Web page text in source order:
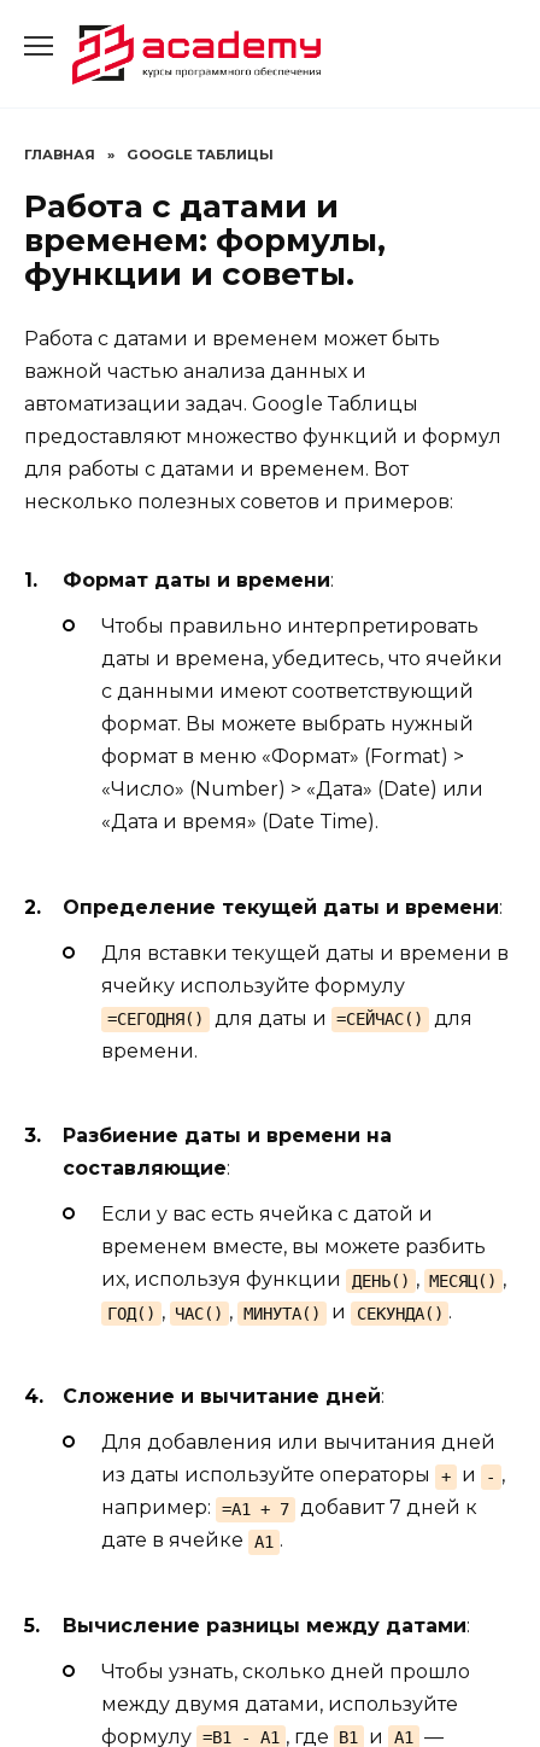
содержанию
ГЛАВНАЯ » GOOGLE ТАБЛИЦЫ
Работа с датами и
временем: формулы,
функции и советы.
Работа с датами и временем может быть
важной частью анализа данных и
автоматизации задач. Google Таблицы
предоставляют множество функций и формул
для работы с датами и временем. Вот
несколько полезных советов и примеров:
Формат даты и времени:
Чтобы правильно интерпретировать
даты и времена, убедитесь, что ячейки
с данными имеют соответствующий
формат. Вы можете выбрать нужный
формат в меню «Формат» (Format) >
«Число» (Number) > «Дата» (Date) или
«Дата и время» (Date Time).
Определение текущей даты и времени:
Для вставки текущей даты и времени в
ячейку используйте формулу
=СЕГОДНЯ() для даты и =СЕЙЧАС()
для
времени.
Разбиение даты и времени на
составляющие:
Если у вас есть ячейка с датой и
временем вместе, вы можете разбить
их, используя функции
ДЕНЬ() , МЕСЯЦ() ,
ГОД() , ЧАС() , МИНУТА() и СЕКУНДА() .
Сложение и вычитание дней:
Для добавления или вычитания дней
из даты используйте операторы
+ и - ,
например:
=A1 + 7 добавит 7 дней к
дате в ячейке
A1 .
Вычисление разницы между датами:
Чтобы узнать, сколько дней прошло
между двумя датами, используйте
формулу =B1 - A1 , где B1 и A1
—